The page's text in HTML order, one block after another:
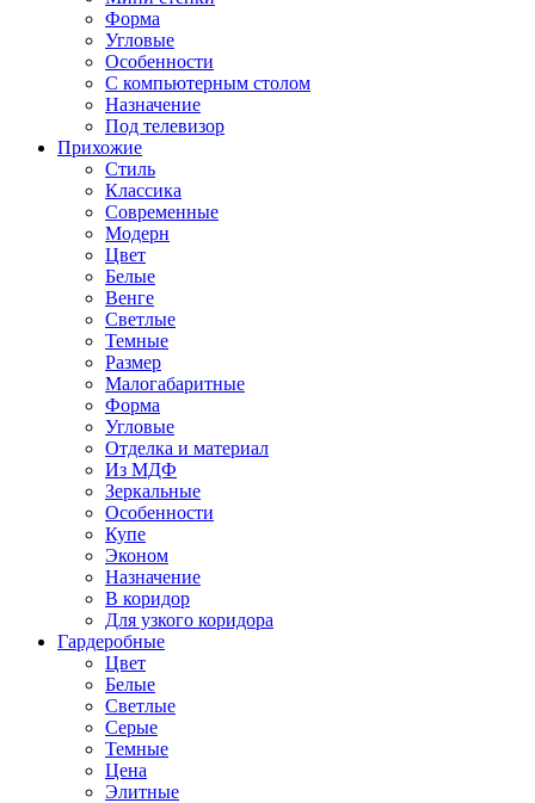
Форма
Угловые
Особенности
С компьютерным столом
Назначение
Под телевизор
Прихожие
Стиль
Классика
Современные
Модерн
Цвет
Белые
Венге
Светлые
Темные
Размер
Малогабаритные
Форма
Угловые
Отделка и материал
Из МДФ
Зеркальные
Особенности
Купе
Эконом
Назначение
В коридор
Для узкого коридора
Гардеробные
Цвет
Белые
Светлые
Серые
Темные
Цена
Элитные